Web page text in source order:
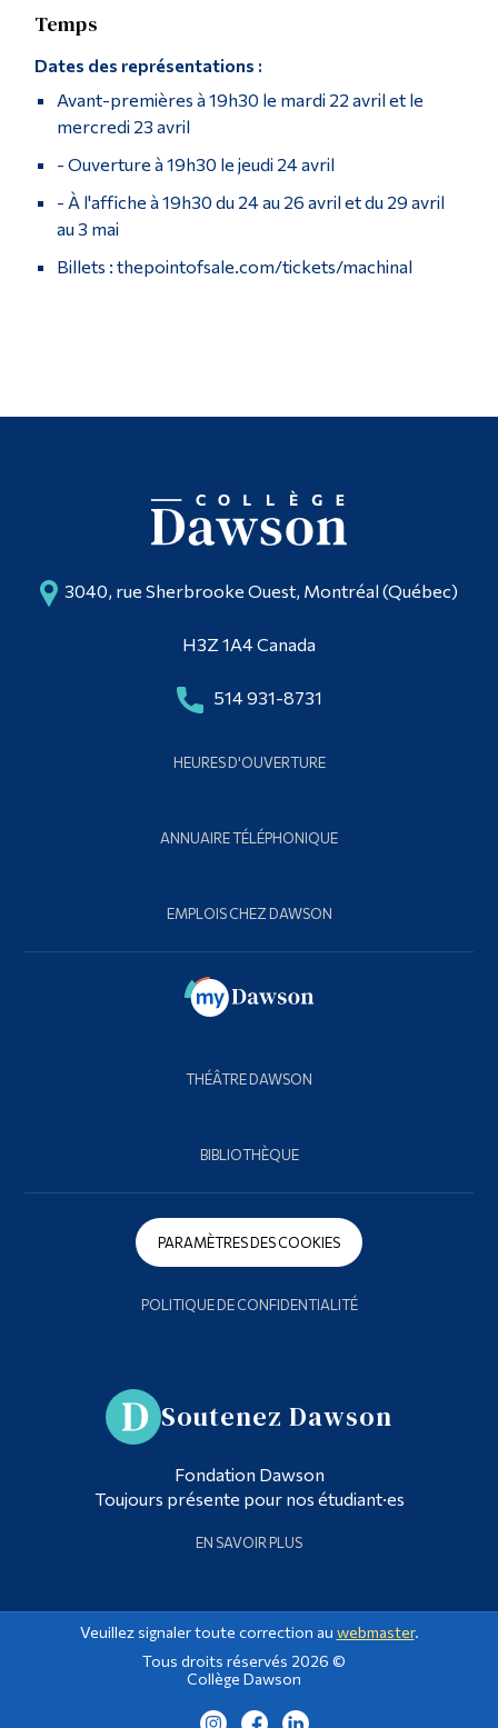
Temps
Dates des représentations :
Avant-premières à 19h30 le mardi 22 avril et le
mercredi 23 avril
- Ouverture à 19h30 le jeudi 24 avril
- À l'affiche à 19h30 du 24 au 26 avril et du 29 avril
au 3 mai
Billets : thepointofsale.com/tickets/machinal
3040, rue Sherbrooke Ouest, Montréal (Québec)
H3Z 1A4 Canada
514 931-8731
HEURES D'OUVERTURE
ANNUAIRE TÉLÉPHONIQUE
EMPLOIS CHEZ DAWSON
THÉÂTRE DAWSON
BIBLIOTHÈQUE
PARAMÈTRES DES COOKIES
POLITIQUE DE CONFIDENTIALITÉ
Soutenez Dawson
Fondation Dawson
Toujours présente pour nos étudiant·es
EN SAVOIR PLUS
Veuillez signaler toute correction au webmaster.
Tous droits réservés 2026 ©
Collège Dawson